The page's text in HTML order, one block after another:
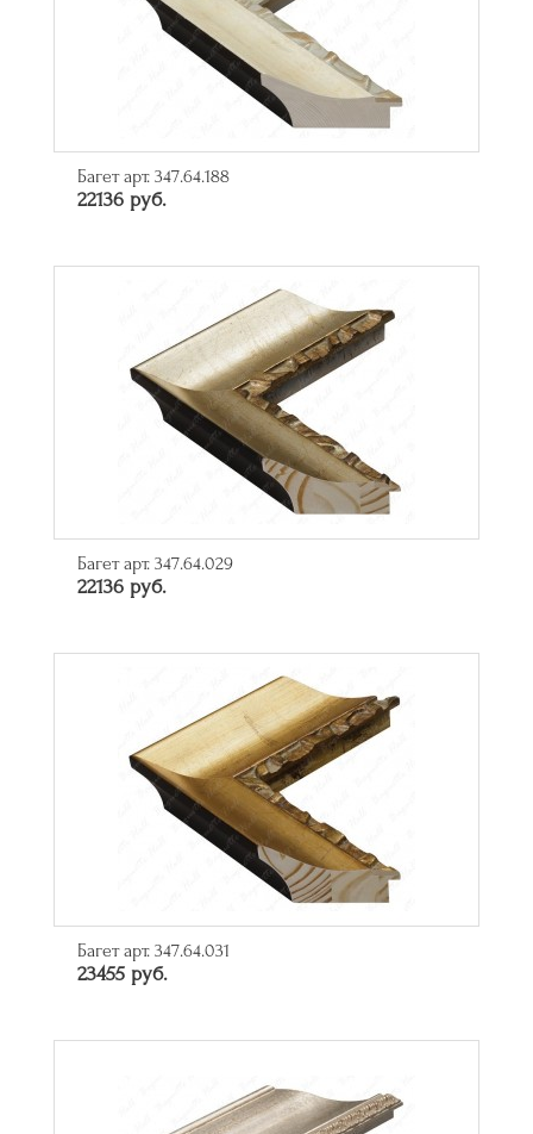
Багет арт. 347.64.188
22136 руб.
Багет арт. 347.64.029
22136 руб.
Багет арт. 347.64.031
23455 руб.